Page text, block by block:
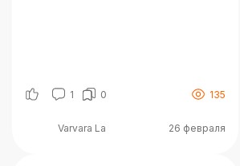
1 0 135
Varvara La 26 февраля